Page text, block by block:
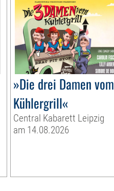
»Die drei Damen vom
Kühlergrill«
Central Kabarett Leipzig
am 14.08.2026